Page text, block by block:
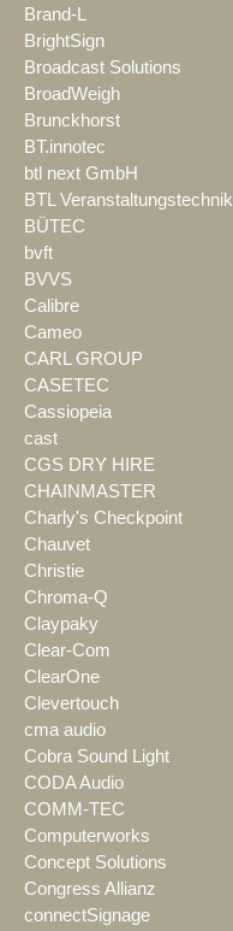
Brand-L
BrightSign
Broadcast Solutions
BroadWeigh
Brunckhorst
BT.innotec
btl next GmbH
BTL Veranstaltungstechnik
BÜTEC
bvft
BVVS
Calibre
Cameo
CARL GROUP
CASETEC
Cassiopeia
cast
CGS DRY HIRE
CHAINMASTER
Charly's Checkpoint
Chauvet
Christie
Chroma-Q
Claypaky
Clear-Com
ClearOne
Clevertouch
cma audio
Cobra Sound Light
CODA Audio
COMM-TEC
Computerworks
Concept Solutions
Congress Allianz
connectSignage